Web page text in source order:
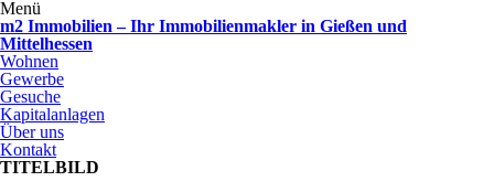
Menü
m2 Immobilien – Ihr Immobilienmakler in Gießen und
Mittelhessen
Wohnen
Gewerbe
Gesuche
Kapitalanlagen
Über uns
Kontakt
TITELBILD